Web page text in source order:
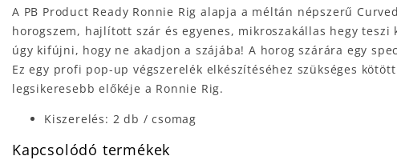
A PB Product Ready Ronnie Rig alapja a méltán népszerű
horogszem, hajlított szár és egyenes, mikroszakállas hegy
úgy kifújni, hogy ne akadjon a szájába! A horog szárára egy
Ez egy profi pop-up végszerelék elkészítéséhez szükséges
legsikeresebb előkéje a Ronnie Rig.
Kiszerelés: 2 db / csomag
Kapcsolódó termékek